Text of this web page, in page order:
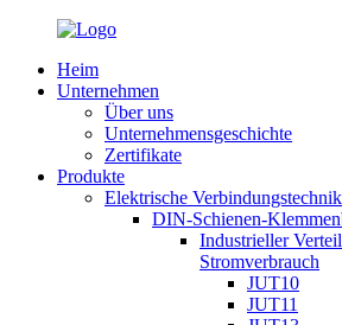
Heim
Unternehmen
Über uns
Unternehmensgeschichte
Zertifikate
Produkte
Elektrische Verbindungstechnik
DIN-Schienen-
Industrieller
Stromverbrauch
JUT10
JUT11